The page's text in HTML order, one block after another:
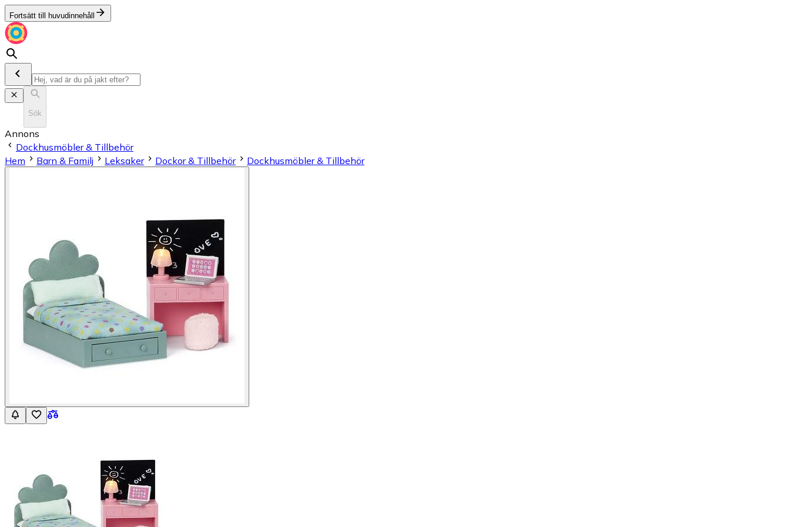
Fortsätt till huvudinnehåll
Sök
Annons
Dockhusmöbler & Tillbehör
Hem
Barn & Familj Leksaker Dockor & Tillbehör Dockhusmöbler & Tillbehör